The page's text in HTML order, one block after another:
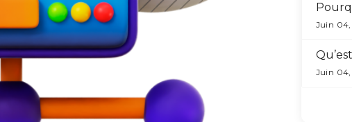
Juin 04,
Juin 04,